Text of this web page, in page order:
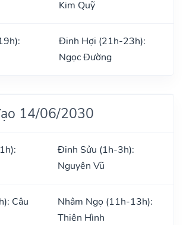
Kim Quỹ
Đinh Hợi (21h-23h):
Ngọc Đường
14/06/2030
Đinh Sửu (1h-3h):
Nguyên Vũ
Câu
Nhâm Ngọ (11h-13h):
Thiên Hình